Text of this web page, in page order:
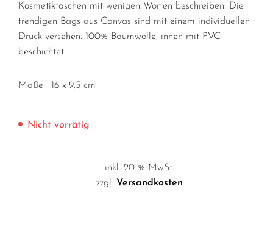
Kosmetiktaschen mit wenigen Worten beschreiben. Die
trendigen Bags aus Canvas sind mit einem individuellen
Druck versehen. 100% Baumwolle, innen mit PVC
beschichtet.
Maße: 16 x 9,5 cm
Nicht vorrätig
inkl. 20 % MwSt.
zzgl. Versandkosten